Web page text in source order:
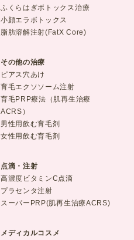
ふくらはぎボトックス治療
小顔エラボトックス
脂肪溶解注射(FatX Core)
その他の治療
ピアス穴あけ
育毛エクソソーム注射
育毛PRP療法（肌再生治療
ACRS）
男性用飲む育毛剤
女性用飲む育毛剤
点滴・注射
高濃度ビタミンC点滴
プラセンタ注射
スーパーPRP(肌再生治療ACRS)
メディカルコスメ